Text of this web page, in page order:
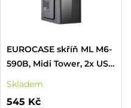
EUROCASE skříň ML M6-
590B, Midi Tower, 2x USB
3.0, 2x audio, bez zdroje
Skladem
545 Kč